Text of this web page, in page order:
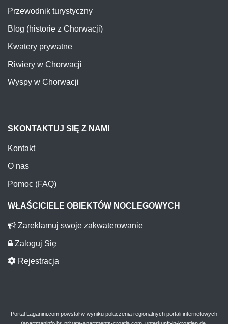
Przewodnik turystyczny
Blog (historie z Chorwacji)
Kwatery prywatne
Riwiery w Chorwacji
Wyspy w Chorwacji
SKONTAKTUJ SIĘ Z NAMI
Kontakt
O nas
Pomoc (FAQ)
WŁAŚCICIELE OBIEKTÓW NOCLEGOWYCH
Zareklamuj swoje zakwaterowanie
Zaloguj Się
Rejestracja
Portal Laganini.com powstał w wyniku połączenia regionalnych portali internetowych